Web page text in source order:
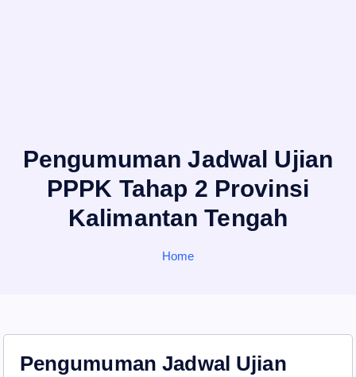
Pengumuman Jadwal Ujian
PPPK Tahap 2 Provinsi
Kalimantan Tengah
Home
Pengumuman Jadwal Ujian